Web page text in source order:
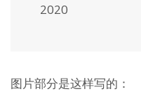
2020
图片部分是这样写的：